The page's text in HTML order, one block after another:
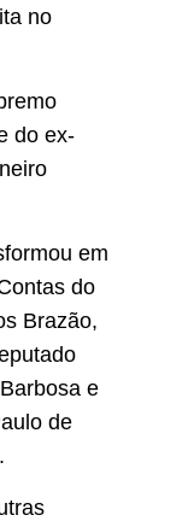
no
do ex-
em
do
Brazão,
e
de